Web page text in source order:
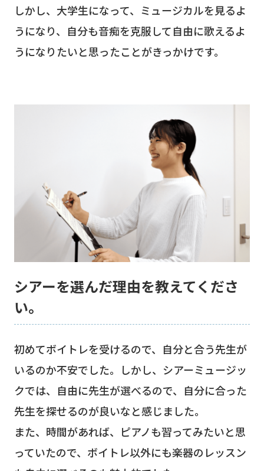
しかし、大学生になって、ミュージカルを見るよ
うになり、自分も音痴を克服して自由に歌えるよ
うになりたいと思ったことがきっかけです。
シアーを選んだ理由を教えてくださ
い。
初めてボイトレを受けるので、自分と合う先生が
いるのか不安でした。しかし、シアーミュージッ
クでは、自由に先生が選べるので、自分に合った
先生を探せるのが良いなと感じました。
また、時間があれば、ピアノも習ってみたいと思
っていたので、ボイトレ以外にも楽器のレッスン